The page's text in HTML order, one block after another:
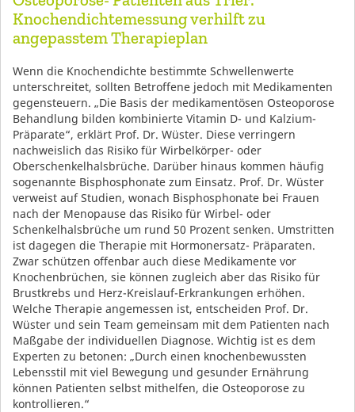
Knochendichtemessung verhilft zu
angepasstem Therapieplan
Wenn die Knochendichte bestimmte Schwellenwerte
unterschreitet, sollten Betroffene jedoch mit Medikamenten
gegensteuern. „Die Basis der medikamentösen Osteoporose
Behandlung bilden kombinierte Vitamin D- und Kalzium-
Präparate“, erklärt Prof. Dr. Wüster. Diese verringern
nachweislich das Risiko für Wirbelkörper- oder
Oberschenkelhalsbrüche. Darüber hinaus kommen häufig
sogenannte Bisphosphonate zum Einsatz. Prof. Dr. Wüster
verweist auf Studien, wonach Bisphosphonate bei Frauen
nach der Menopause das Risiko für Wirbel- oder
Schenkelhalsbrüche um rund 50 Prozent senken. Umstritten
ist dagegen die Therapie mit Hormonersatz- Präparaten.
Zwar schützen offenbar auch diese Medikamente vor
Knochenbrüchen, sie können zugleich aber das Risiko für
Brustkrebs und Herz-Kreislauf-Erkrankungen erhöhen.
Welche Therapie angemessen ist, entscheiden Prof. Dr.
Wüster und sein Team gemeinsam mit dem Patienten nach
Maßgabe der individuellen Diagnose. Wichtig ist es dem
Experten zu betonen: „Durch einen knochenbewussten
Lebensstil mit viel Bewegung und gesunder Ernährung
können Patienten selbst mithelfen, die Osteoporose zu
kontrollieren.“